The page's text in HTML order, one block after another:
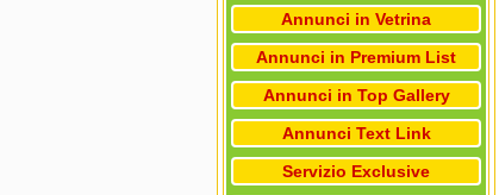
Annunci in Vetrina
Annunci in Premium List
Annunci in Top Gallery
Annunci Text Link
Servizio Exclusive